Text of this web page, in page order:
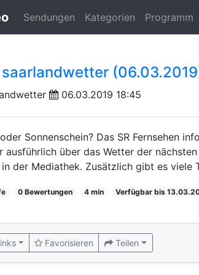
Sendungen Kategorien Programm
06.03.2019 18:45
Sonnenschein? Das SR Fernsehen
ausführlich über das Wetter der
in der Mediathek. Zusätzlich gibt es viele
0 Bewertungen 4 min Verfügbar bis
Favorisieren Teilen